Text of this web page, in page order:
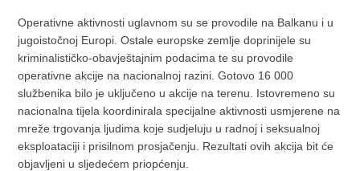
Operativne aktivnosti uglavnom su se provodile na Balkanu i u
jugoistočnoj Europi. Ostale europske zemlje doprinijele su
kriminalističko-obavještajnim podacima te su provodile
operativne akcije na nacionalnoj razini. Gotovo 16 000
službenika bilo je uključeno u akcije na terenu. Istovremeno su
nacionalna tijela koordinirala specijalne aktivnosti usmjerene na
mreže trgovanja ljudima koje sudjeluju u radnoj i seksualnoj
eksploataciji i prisilnom prosjačenju. Rezultati ovih akcija bit će
objavljeni u sljedećem priopćenju.